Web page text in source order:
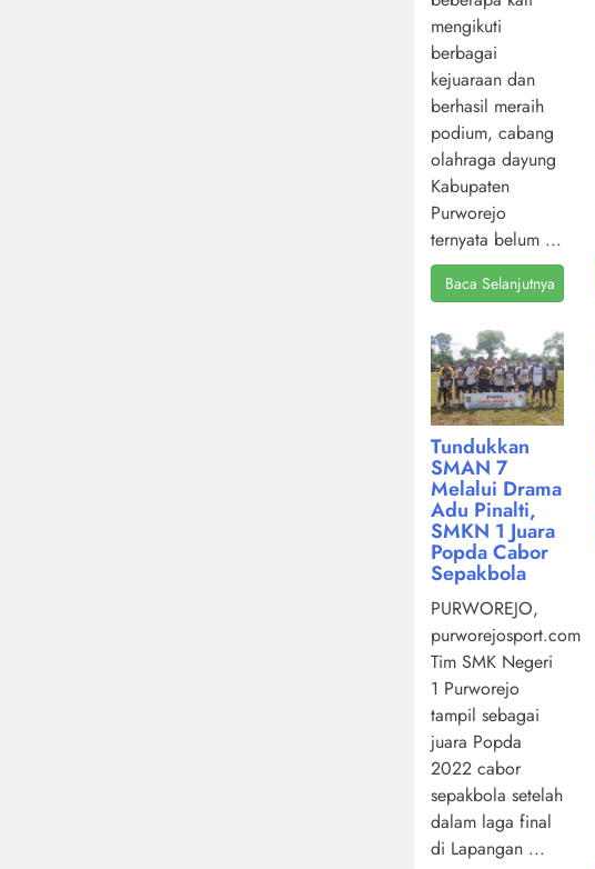
mengikuti
berbagai
kejuaraan dan
berhasil meraih
podium, cabang
olahraga dayung
Kabupaten
Purworejo
ternyata belum ...
Baca Selanjutnya
Tundukkan
SMAN 7
Melalui Drama
Adu Pinalti,
SMKN 1 Juara
Popda Cabor
Sepakbola
PURWOREJO,
purworejosport.com,
Tim SMK Negeri
1 Purworejo
tampil sebagai
juara Popda
2022 cabor
sepakbola setelah
dalam laga final
di Lapangan ...